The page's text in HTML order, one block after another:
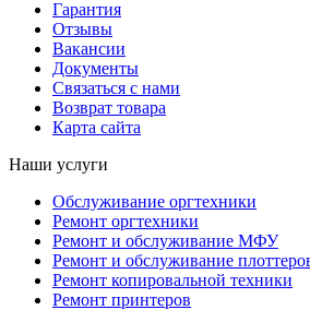
Гарантия
Отзывы
Вакансии
Документы
Связаться с нами
Возврат товара
Карта сайта
Наши услуги
Обслуживание оргтехники
Ремонт оргтехники
Ремонт и обслуживание МФУ
Ремонт и обслуживание
Ремонт копировальной техники
Ремонт принтеров